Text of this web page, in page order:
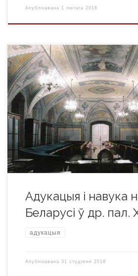
Апублікавана 1 лютага 2018
У адрозненне ад палітычнага жыцця
другой палове XVII-XVIII ст. не зазнала
Вялікае Княства Літоўскае адчула
ўплыў еўрапейскай эпохі
жыцці грамадства і дзяржавы
Асвета На пачатку XVIII ст. адукацыя ў
ранейшаму заставалася ў руках
Адукацыя і навука
Беларусі ў др. пал.
адукацыя
Апублікавана 31 студзеня 2018